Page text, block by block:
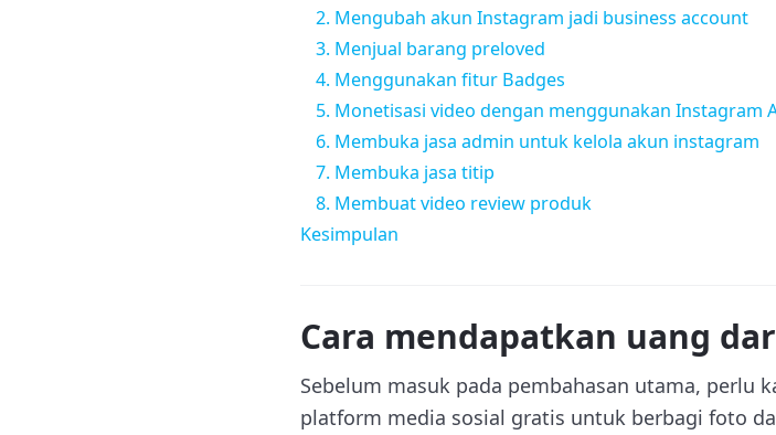
2. Mengubah akun Instagram jadi business account
3. Menjual barang preloved
4. Menggunakan fitur Badges
5. Monetisasi video dengan menggunakan Instagram
6. Membuka jasa admin untuk kelola akun instagram
7. Membuka jasa titip
8. Membuat video review produk
Kesimpulan
Cara mendapatkan uang
Sebelum masuk pada pembahasan utama, perlu
platform media sosial gratis untuk berbagi foto